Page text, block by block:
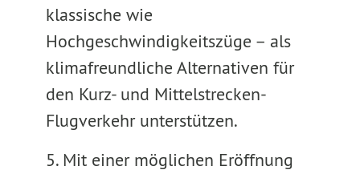
klassische wie
Hochgeschwindigkeitszüge – als
klimafreundliche Alternativen für
den Kurz- und Mittelstrecken-
Flugverkehr unterstützen.
5. Mit einer möglichen Eröffnung